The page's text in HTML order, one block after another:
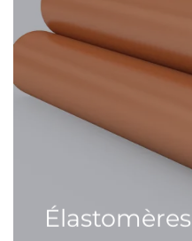
Élastomères